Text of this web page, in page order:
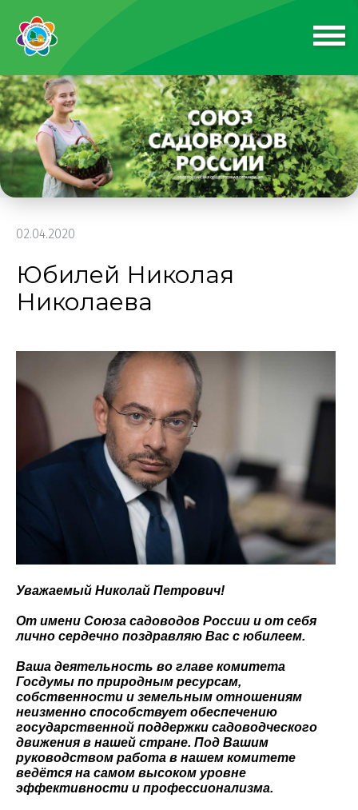
02.04.2020
Юбилей Николая
Николаева
Уважаемый Николай Петрович!
От имени Союза садоводов России и от себя
лично сердечно поздравляю Вас с юбилеем.
Ваша деятельность во главе комитета
Госдумы по природным ресурсам,
собственности и земельным отношениям
неизменно способствует обеспечению
государственной поддержки садоводческого
движения в нашей стране. Под Вашим
руководством работа в нашем комитете
ведётся на самом высоком уровне
эффективности и профессионализма.